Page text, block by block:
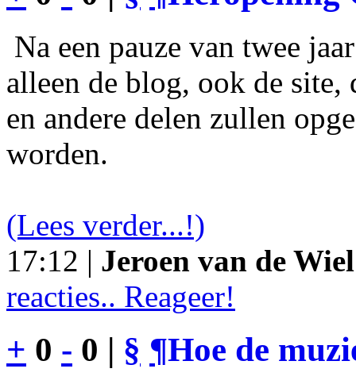
Na een pauze van twee
alleen de blog, ook de site,
en andere delen zullen
worden.
(Lees verder...!)
17:12 | Jeroen van de Wiel
reacties.. Reageer!
+ 0 - 0 | § ¶Hoe de